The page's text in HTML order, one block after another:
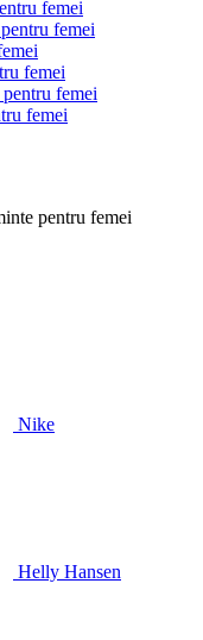
femei
femei
femei
femei
femei
pentru femei
Nike
Helly Hansen